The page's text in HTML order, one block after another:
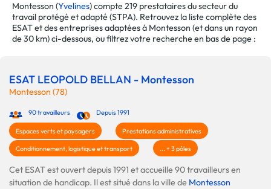
Montesson (Yvelines) compte 219 prestataires du secteur du
travail protégé et adapté (STPA). Retrouvez la liste complète des
ESAT et des entreprises adaptées à Montesson (et dans un rayon
de 30 km) ci-dessous, ou filtrez votre recherche en bas de page :
ESAT LEOPOLD BELLAN - Montesson
Montesson (78)
90 travailleurs Depuis 1991
Espaces verts et paysagers Prestations administratives
Conditionnement, logistique et transport ... + 3 pôles
Cet ESAT est ouvert depuis 1991 et accueille 90 travailleurs en
situation de handicap. Il est situé dans la ville de Montesson